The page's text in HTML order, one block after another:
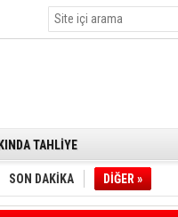
DERNEĞİ
ÇİZGİMİZ
ALANA
SON DAKİKA DİĞER »